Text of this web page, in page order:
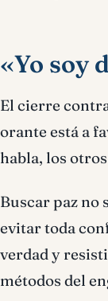
«Yo soy
El cierre
orante está a
habla, los
Buscar paz no
evitar toda
verdad y
métodos del